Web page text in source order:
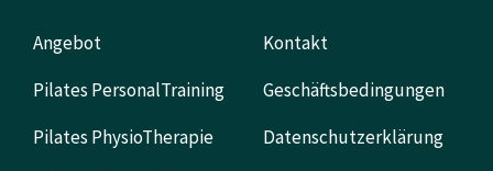
Angebot
Pilates PersonalTraining
Pilates PhysioTherapie
Kontakt
Geschäftsbedingungen
Datenschutzerklärung